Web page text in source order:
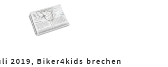
2019, Biker4kids brechen